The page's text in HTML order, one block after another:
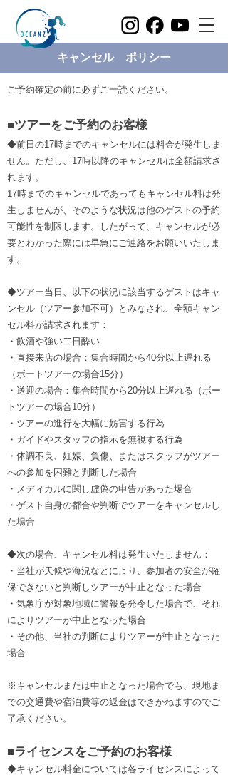
キャンセル ポリシー
ご予約確定の前に必ずご一読ください。
■ツアーをご予約のお客様
◆前日の17時までのキャンセルには料金が発生しま
せん。ただし、17時以降のキャンセルは全額請求さ
れます。
17時までのキャンセルであってもキャンセル料は発
生しませんが、そのような状況は他のゲストの予約
可能性を制限します。したがって、キャンセルが必
要とわかった際には早急にご連絡をお願いいたしま
す。
◆ツアー当日、以下の状況に該当するゲストはキャ
ンセル（ツアー参加不可）とみなされ、全額キャン
セル料が請求されます：
・飲酒や強い二日酔い
・直接来店の場合：集合時間から40分以上遅れる
（ボートツアーの場合15分）
・送迎の場合：集合時間から20分以上遅れる（ボー
トツアーの場合10分）
・ツアーの進行を大幅に妨害する行為
・ガイドやスタッフの指示を無視する行為
・体調不良、妊娠、負傷、またはスタッフがツアー
への参加を困難と判断した場合
・メディカルに関し虚偽の申告があった場合
・ゲスト自身の都合や判断でツアーをキャンセルし
た場合
◆次の場合、キャンセル料は発生いたしません：
・当社が天候や海況などにより、参加者の安全が確
保できないと判断しツアーが中止となった場合
・気象庁が対象地域に警報を発令した場合で、それ
によりツアーが中止となった場合
・その他、当社の判断によりツアーが中止となった
場合
※キャンセルまたは中止となった場合でも、現地ま
での交通費や宿泊費等の返金はできかねますのでご
了承ください。
■ライセンスをご予約のお客様
◆キャンセル料金については各ライセンスによって